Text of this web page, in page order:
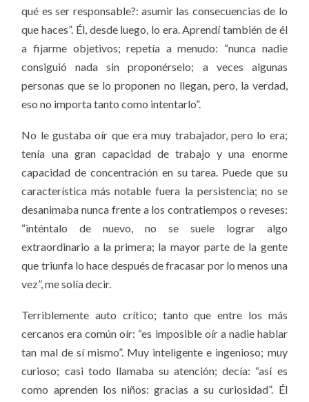
qué es ser responsable?: asumir las consecuencias de lo
que haces”. Él, desde luego, lo era.Aprendí también de él
a fijarme objetivos; repetía a menudo: “nunca nadie
consiguió nada sin proponérselo; a veces algunas
personas que se lo proponen no llegan, pero, la verdad,
eso no importa tanto como intentarlo”.
No le gustaba oír que era muy trabajador, pero lo era;
tenía una gran capacidad de trabajo y una enorme
capacidad de concentraciónen su tarea. Puede que su
característica más notable fuera la persistencia; no se
desanimaba nunca frente a los contratiempos o reveses:
“inténtalo de nuevo, no se suele lograr algo
extraordinario a la primera; la mayor parte de la gente
que triunfa lo hace después de fracasar por lo menos una
vez”, me solía decir.
Terriblemente auto crítico; tanto que entre los más
cercanos era común oír: “es imposible oír a nadie hablar
tan mal de sí mismo”. Muy inteligente e ingenioso; muy
curioso; casi todo llamaba su atención; decía: “así es
como aprenden los niños: gracias a su curiosidad”. Él